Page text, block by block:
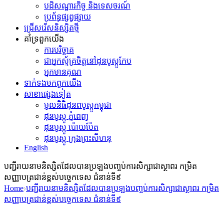
បដិសណ្ឋារកិច្ច និងទេសចរណ៍
ប្រព័ន្ធផ្សព្វផ្សាយ
ជ្រើសរើសនិស្សិតថ្មី
គាំទ្រពួកយើង
ការបរិច្ចាគ
ជាអ្នកស្ម័គ្រចិត្តនៅដុនបូស្កូកែប
អ្នកមានគុណ
ទាក់ទង​មក​ពួក​យើង
សាខាផ្សេងទៀត
មូលនិធិដុនពបូស្កូកម្ពុជា
ដុនបូស្កូ ភ្នំពេញ
ដុនបូស្កូ ប៉ោយប៉ែត
ដុនបូស្កូ ក្រុងព្រះសីហនុ
English
បញ្ជីរាយនាមនិស្សិតដែលបានប្រឡងបញ្ចប់ការសិក្សាជាស្ថាពរ កម្រិត
សញ្ញាបត្រជាន់ខ្ពស់បច្ចេកទេស ជំនាន់ទី៩
Home បញ្ជីរាយនាមនិស្សិតដែលបានប្រឡងបញ្ចប់ការសិក្សាជាស្ថាពរ កម្រិត
សញ្ញាបត្រជាន់ខ្ពស់បច្ចេកទេស ជំនាន់ទី៩